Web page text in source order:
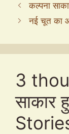
कल्पना
नई चूत का
3
साकार